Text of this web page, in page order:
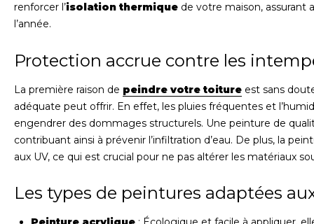
renforcer l’isolation thermique de votre maison,
l’année.
Protection accrue contre les
La première raison de peindre votre toiture est sans
adéquate peut offrir. En effet, les pluies fréquentes et
engendrer des dommages structurels. Une peinture de
contribuant ainsi à prévenir l’infiltration d’eau. De plus, la
aux UV, ce qui est crucial pour ne pas altérer les matériaux
Les types de peintures adaptées